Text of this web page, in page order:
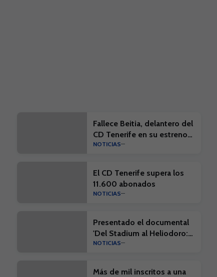
Fallece Beitia, delantero del
CD Tenerife en su estreno
en la élite
NOTICIAS
El CD Tenerife supera los
11.600 abonados
NOTICIAS
Presentado el documental
'Del Stadium al Heliodoro:
Cien años de historia'
NOTICIAS
Más de mil inscritos a una